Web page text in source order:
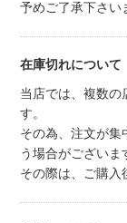
予めご了承下さい
在庫切れについて
当店では、複数の
す。
その為、注文が集
う場合がございま
その際は、ご購入